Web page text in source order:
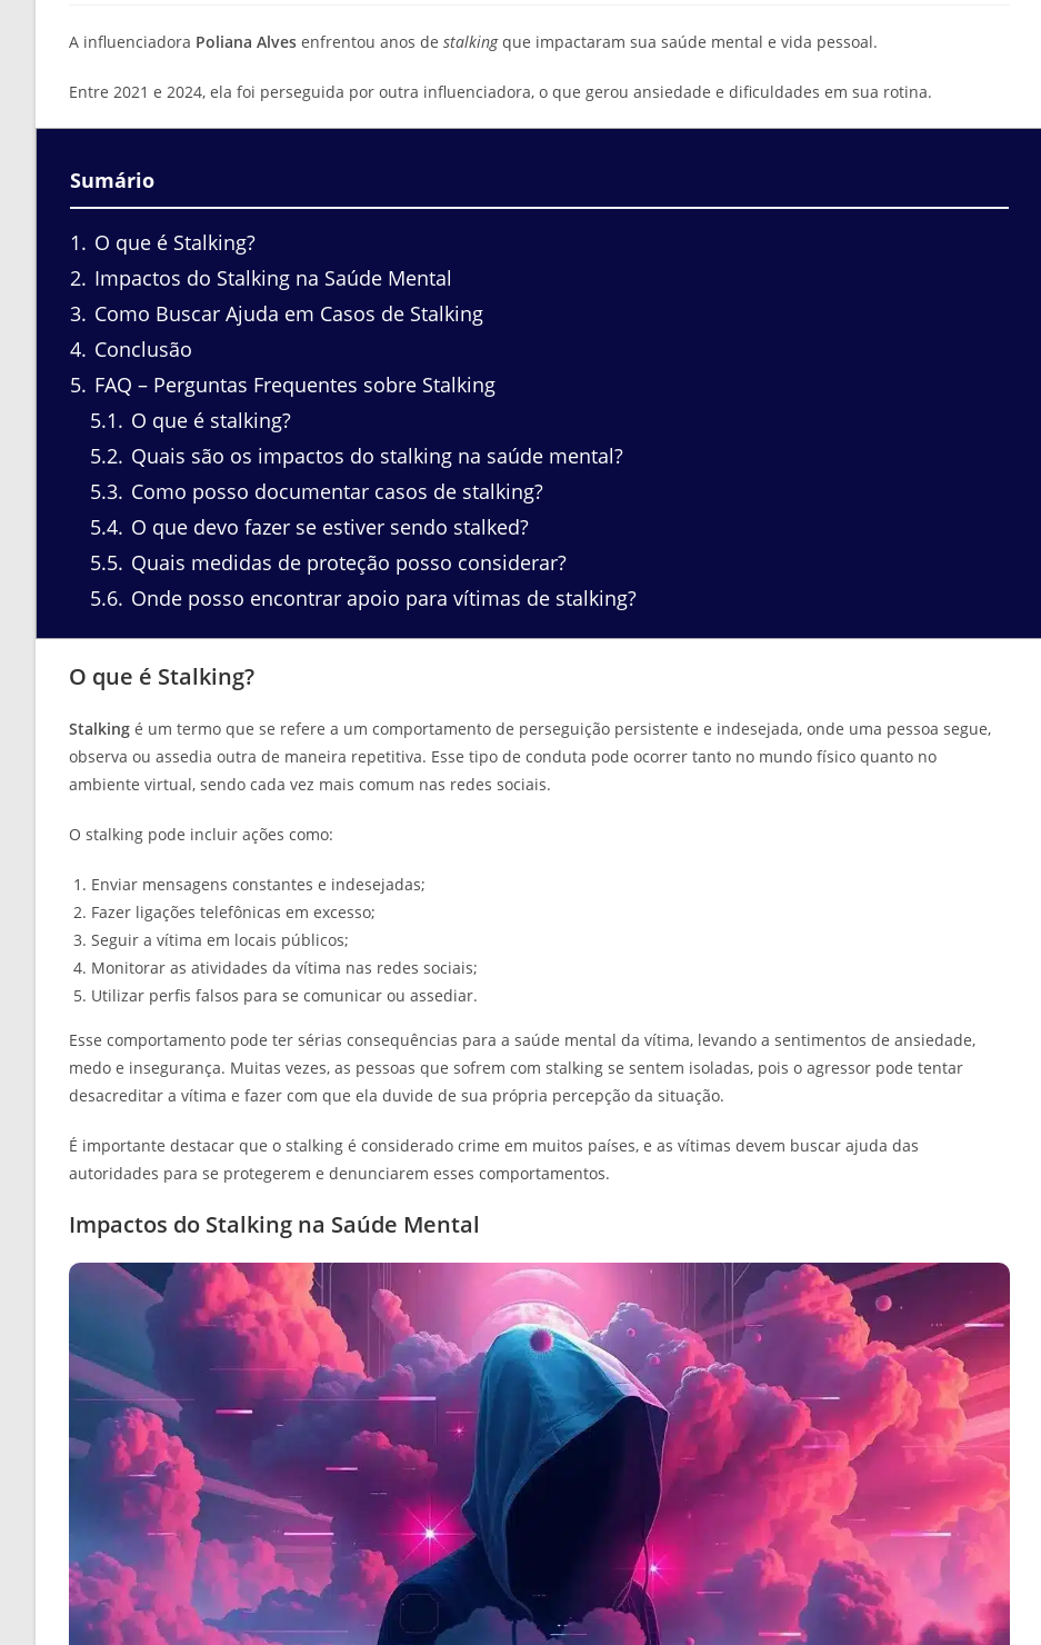
post:
A influenciadora Poliana Alves enfrentou anos de stalkingque impactaram sua saúde mental e vida pessoal.
Entre 2021 e 2024, ela foi perseguida por outra influenciadora, o que gerou ansiedade e dificuldades em sua rotina.
Sumário
1
O que é Stalking?
2 Impactos do Stalking na Saúde Mental
3 Como Buscar Ajuda em Casos de Stalking
4 Conclusão
5 FAQ – Perguntas Frequentes sobre Stalking
5.1
O que é stalking?
5.2 Quais são os impactos do stalking na saúde mental?
5.3 Como posso documentar casos de stalking?
5.4 O que devo fazer se estiver sendo stalked?
5.5 Quais medidas de proteção posso considerar?
5.6 Onde posso encontrar apoio para vítimas de stalking?
O que é Stalking?
Stalking é um termo que se refere a um comportamento de perseguição persistente e indesejada, onde uma pessoa segue,
observa ou assedia outra de maneira repetitiva. Esse tipo de conduta pode ocorrer tanto no mundo físico quanto no
ambiente virtual, sendo cada vez mais comum nas redes sociais.
O stalking pode incluir ações como:
Enviar mensagens constantes e indesejadas;
Fazer ligações telefônicas em excesso;
Seguir a vítima em locais públicos;
Monitorar as atividades da vítima nas redes sociais;
Utilizar perfis falsos para se comunicar ou assediar.
Esse comportamento pode ter sérias consequências para a saúde mental da vítima, levando a sentimentos de ansiedade,
medo e insegurança. Muitas vezes, as pessoas que sofrem com stalking se sentem isoladas, pois o agressor pode tentar
desacreditar a vítima e fazer com que ela duvide de sua própria percepção da situação.
É importante destacar que o stalking é considerado crime em muitos países, e as vítimas devem buscar ajuda das
autoridades para se protegerem e denunciarem esses comportamentos.
Impactos do Stalking na Saúde Mental